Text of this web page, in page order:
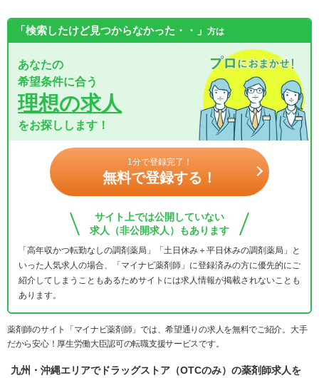
「検索したけど見つからなかった・・」 方は
あなたの
希望条件に合う
理想の求人
をお探しします！
1分で登録完了！
無料で登録する！
サイト上では公開していない
求人（非公開求人）もあります
「高年収かつ転勤なしの調剤薬局」「土日休み＋平日休みの調剤薬局」と
いった人気求人の場合、「マイナビ薬剤師」に登録済みの方に優先的にご
紹介してしまうこともあるためサイトには求人情報が掲載されないことも
あります。
薬剤師のサイト「マイナビ薬剤師」では、希望通りの求人を無料でご紹介。大手
だから安心！厚生労働大臣認可の転職支援サービスです。
九州・沖縄エリアでドラッグストア（OTCのみ）の薬剤師求人を